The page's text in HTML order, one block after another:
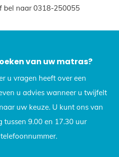
bel naar 0318-250055
van uw matras?
u vragen heeft over een
u advies wanneer u twijfelt
uw keuze. U kunt ons van
9.00 en 17.30 uur